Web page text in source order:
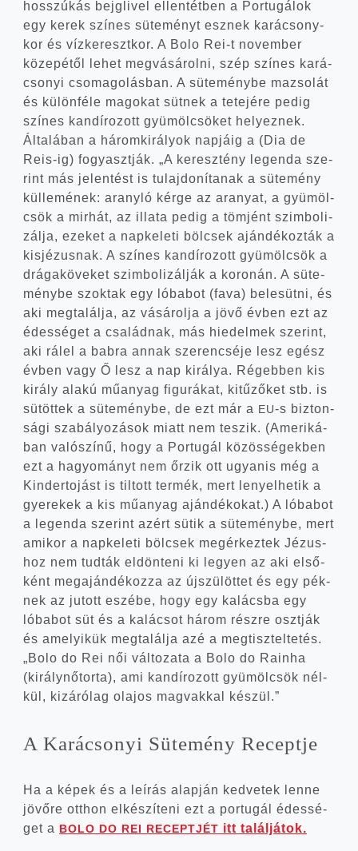
hosszú­kás bejg­li­vel ellen­tét­ben a Por­tu­gá­lok
egy kerek szí­nes süte­ményt esz­nek kará­csony­
kor és víz­ke­reszt­kor. A Bolo Rei‑t novem­ber
köze­pé­től lehet meg­vá­sá­rol­ni, szép szí­nes kará­
cso­nyi cso­ma­go­lás­ban. A süte­mény­be mazso­lát
és külön­fé­le mago­kat süt­nek a tete­jé­re pedig
szí­nes kan­dí­ro­zott gyü­möl­csö­ket helyez­nek.
Álta­lá­ban a három­ki­rá­lyok nap­já­ig a (Dia de
Reis-ig) fogyaszt­ják. „A keresz­tény legen­da sze­
rint más jelen­tést is tulaj­do­ní­ta­nak a süte­mény
kül­le­mé­nek: arany­ló kér­ge az ara­nyat, a gyü­möl­
csök a mir­hát, az illa­ta pedig a töm­jént szim­bo­li­
zál­ja, eze­ket a nap­ke­le­ti böl­csek aján­dé­koz­ták a
kis­jé­zus­nak. A szí­nes kan­dí­ro­zott gyü­möl­csök a
drá­ga­kö­ve­ket szim­bo­li­zál­ják a koro­nán. A süte­
mény­be szok­tak egy lóba­bot (fava) bele­süt­ni, és
aki meg­ta­lál­ja, az vásá­rol­ja a jövő évben ezt az
édes­sé­get a csa­lád­nak, más hie­del­mek sze­rint,
aki rálel a bab­ra annak sze­ren­csé­je lesz egész
évben vagy Ő lesz a nap kirá­lya. Régeb­ben kis
király ala­kú műanyag figu­rá­kat, kitű­ző­ket stb. is
sütöt­tek a süte­mény­be, de ezt már a EU‑s biz­ton­
sá­gi sza­bá­lyo­zá­sok miatt nem teszik. (Ame­ri­ká­
ban való­szí­nű, hogy a Por­tu­gál közös­sé­gek­ben
ezt a hagyo­mányt nem őrzik ott ugyan­is még a
Kin­der­to­jást is til­tott ter­mék, mert lenyel­he­tik a
gye­re­kek a kis műanyag aján­dé­ko­kat.) A lóba­bot
a legen­da sze­rint azért sütik a süte­mény­be, mert
ami­kor a nap­ke­le­ti böl­csek meg­ér­kez­tek Jézus­
hoz nem tud­ták eldön­te­ni ki legyen az aki első­
ként meg­aján­dé­koz­za az újszü­löt­tet és egy pék­
nek az jutott eszé­be, hogy egy kalács­ba egy
lóba­bot süt és a kalá­csot három rész­re oszt­ják
és ame­lyi­kük meg­ta­lál­ja azé a meg­tisz­tel­te­tés.
„Bolo do Rei női vál­to­za­ta a Bolo do Rain­ha
(király­nő­tor­ta), ami kan­dí­ro­zott gyü­möl­csök nél­
kül, kizá­ró­lag ola­jos mag­vak­kal készül.”
A Kará­cso­nyi Süte­mény Receptje
Ha a képek és a leírás alap­ján ked­ve­tek len­ne
jövő­re ott­hon elké­szí­te­ni ezt a por­tu­gál édes­sé­
get a BOLO DO REI RECEPTJÉT itt találjátok.